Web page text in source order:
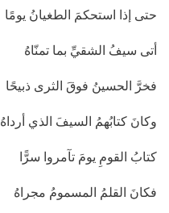
حتى إذا استحكمَ الطغيانُ يومًا
أتى سيفُ الشقيِّ بما تمنّاهُ
فخرَّ الحسينُ فوقَ الثرى ذبيحًا
وكانَ كتابُهمُ السيفَ الذي أرداهُ
كتابُ القومِ يومَ تآمروا سرًّا
فكانَ القلمُ المسمومُ مجراهُ